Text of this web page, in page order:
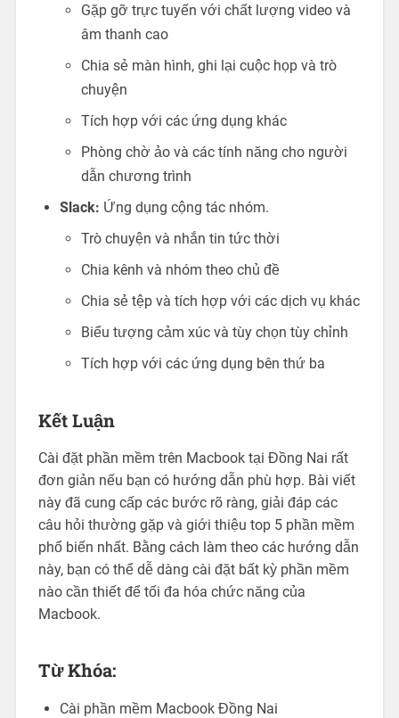
Gặp gỡ trực tuyến với chất lượng video và
âm thanh cao
Chia sẻ màn hình, ghi lại cuộc họp và trò
chuyện
Tích hợp với các ứng dụng khác
Phòng chờ ảo và các tính năng cho người
dẫn chương trình
Slack: Ứng dụng cộng tác nhóm.
Trò chuyện và nhắn tin tức thời
Chia kênh và nhóm theo chủ đề
Chia sẻ tệp và tích hợp với các dịch vụ khác
Biểu tượng cảm xúc và tùy chọn tùy chỉnh
Tích hợp với các ứng dụng bên thứ ba
Kết Luận
Cài đặt phần mềm trên Macbook tại Đồng Nai rất
đơn giản nếu bạn có hướng dẫn phù hợp. Bài viết
này đã cung cấp các bước rõ ràng, giải đáp các
câu hỏi thường gặp và giới thiệu top 5 phần mềm
phổ biến nhất. Bằng cách làm theo các hướng dẫn
này, bạn có thể dễ dàng cài đặt bất kỳ phần mềm
nào cần thiết để tối đa hóa chức năng của
Macbook.
Từ Khóa:
Cài phần mềm Macbook Đồng Nai